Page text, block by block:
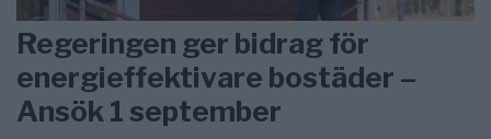
Regeringen ger bidrag för
energieffektivare bostäder –
Ansök 1 september